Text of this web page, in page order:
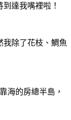
達我嘴裡啦！
我除了花枝、鯛魚
海的房總半島，